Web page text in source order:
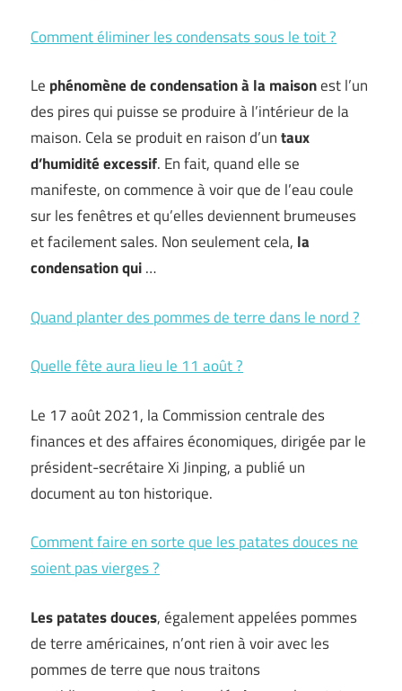
Comment éliminer les condensats sous le toit ?
Le phénomène de condensation à la maisonest l’un
des pires qui puisse se produire à l’intérieur de la
maison. Cela se produit en raison d’untaux
d’humidité excessif. En fait, quand elle se
manifeste, on commence à voir que de l’eau coule
sur les fenêtres et qu’elles deviennent brumeuses
et facilement sales. Non seulement cela, la
condensation qui…
Quand planter des pommes de terre dans le nord ?
Quelle fête aura lieu le 11 août ?
Le 17 août 2021, la Commission centrale des
finances et des affaires économiques, dirigée par le
président-secrétaire Xi Jinping, a publié un
document au ton historique.
Comment faire en sorte que les patates douces ne
soient pas vierges ?
Les patates douces, également appelées pommes
de terre américaines, n’ont rien à voir avec les
pommes de terre que nous traitons